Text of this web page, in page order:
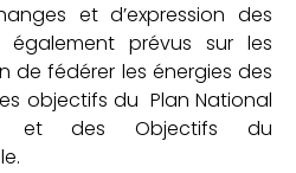
et d’expression des
également prévus sur les
de fédérer les énergies des
objectifs du Plan National
et des Objectifs du